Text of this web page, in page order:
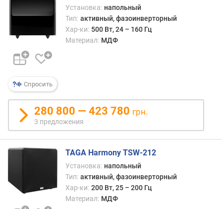
в
с
(
г
Спросить
Установка: напольный
Тип: активный, фазоинверторный
Хар-ки: 500 Вт, 24 – 160 Гц
Материал: МДФ
280 800 — 423 780 грн.
3 предложения
TAGA Harmony TSW-212
Установка: напольный
Тип: активный, фазоинверторный
Хар-ки: 200 Вт, 25 – 200 Гц
Материал: МДФ